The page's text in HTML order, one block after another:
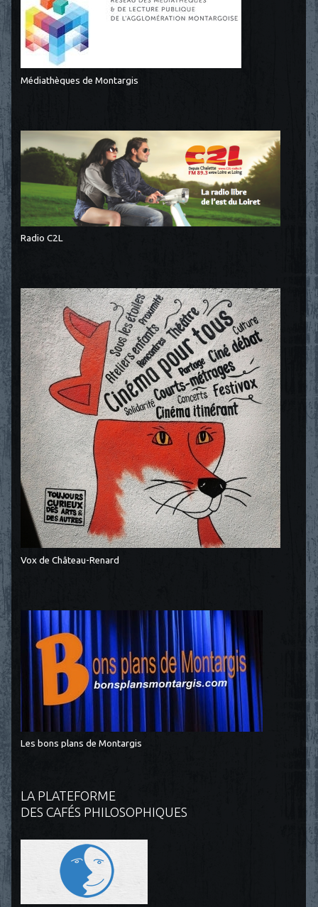
Médiathèques de Montargis
Radio C2L
Vox de Château-Renard
Les bons plans de Montargis
LA PLATEFORME
DES CAFÉS PHILOSOPHIQUES